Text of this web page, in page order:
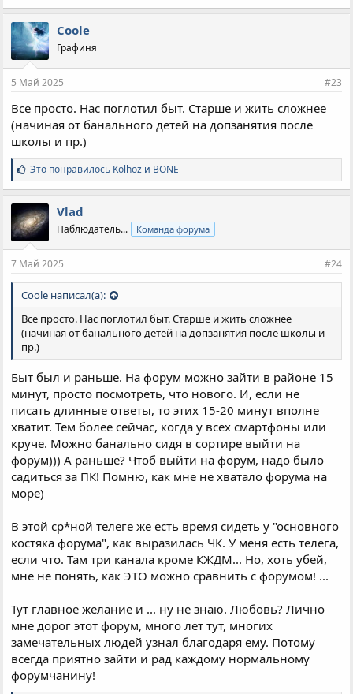
Coole
Графиня
5 Май 2025 #23
Все просто. Нас поглотил быт. Старше и жить сложнее
(начиная от банального детей на допзанятия после
школы и пр.)
С
и
м
п
а
т
и
и
:
Это понравилось Kolhoz и BONE
Vlad
Наблюдатель... Команда форума
7 Май 2025 #24
Coole написал(а):
Все просто. Нас поглотил быт. Старше и жить сложнее
(начиная от банального детей на допзанятия после школы и
пр.)
Быт был и раньше. На форум можно зайти в районе 15
минут, просто посмотреть, что нового. И, если не
писать длинные ответы, то этих 15-20 минут вполне
хватит. Тем более сейчас, когда у всех смартфоны или
круче. Можно банально сидя в сортире выйти на
форум))) А раньше? Чтоб выйти на форум, надо было
садиться за ПК! Помню, как мне не хватало форума на
море)
В этой ср*ной телеге же есть время сидеть у "основного
костяка форума", как выразилась ЧК. У меня есть телега,
если что. Там три канала кроме КЖДМ... Но, хоть убей,
мне не понять, как ЭТО можно сравнить с форумом! ...
Тут главное желание и ... ну не знаю. Любовь? Лично
мне дорог этот форум, много лет тут, многих
замечательных людей узнал благодаря ему. Потому
всегда приятно зайти и рад каждому нормальному
форумчанину!